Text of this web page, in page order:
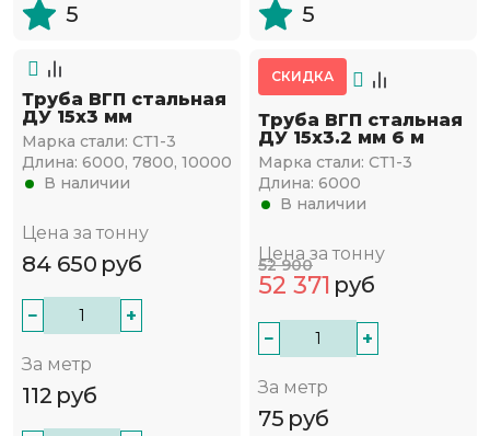
5 5
Труба ВГП стальная
ДУ 15х3 мм
Марка стали: СТ1-3
Длина: 6000, 7800, 10000
В наличии
Цена за тонну
84 650 руб
− +
За метр
112 руб
СКИДКА
Труба ВГП стальная
ДУ 15х3.2 мм 6 м
Марка стали: СТ1-3
Длина: 6000
В наличии
Цена за тонну
52 900
52 371 руб
− +
За метр
75 руб